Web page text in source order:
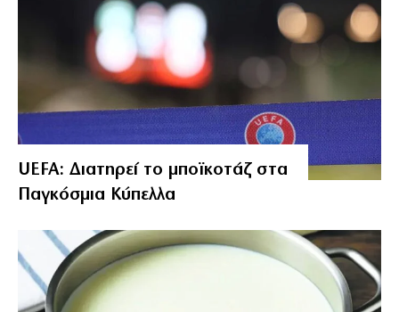
UEFA: Διατηρεί το μποϊκοτάζ στα
Παγκόσμια Κύπελλα